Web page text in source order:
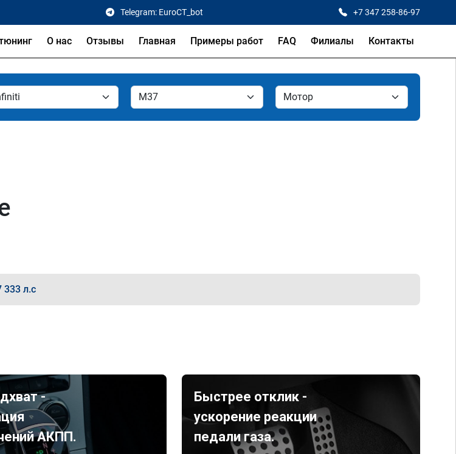
Telegram: EuroCT_bot +7 347 258-86-97
О нас Отзывы Главная Примеры работ FAQ Филиалы Контакты
333 л.с
-
АКПП.
Быстрее отклик -
ускорение реакции
педали газа.